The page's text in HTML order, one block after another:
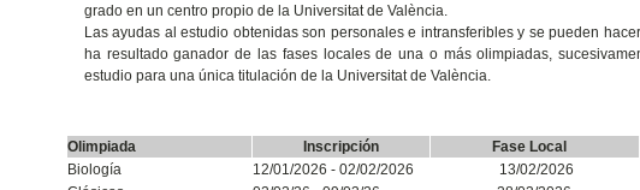
grado en un centro propio de la Universitat de València.
Las ayudas al estudio obtenidas son personales e intransferibles y se pueden
ha resultado ganador de las fases locales de una o más olimpiadas,
estudio para una única titulación de la Universitat de València.
Olimpiada Inscripción Fase Local
Biología
12/01/2026 - 02/02/2026 13/02/2026